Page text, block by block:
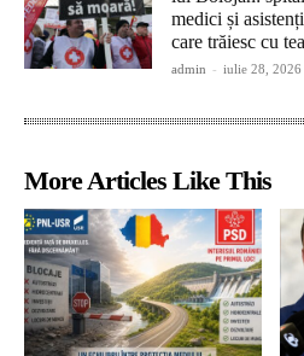
medici și
care trăiesc cu
admin - iulie 28, 2026
More Articles Like This